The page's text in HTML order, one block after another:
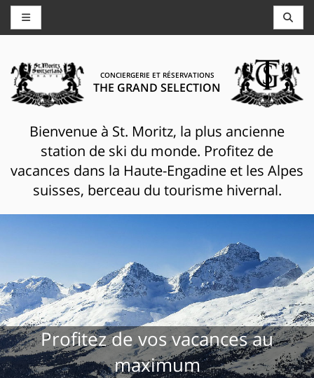
CONCIERGERIE ET RÉSERVATIONS
THE GRAND SELECTION
Bienvenue à St. Moritz, la plus ancienne
station de ski du monde. Profitez de
vacances dans la Haute-Engadine et les Alpes
suisses, berceau du tourisme hivernal.
Profitez de vos vacances au
maximum